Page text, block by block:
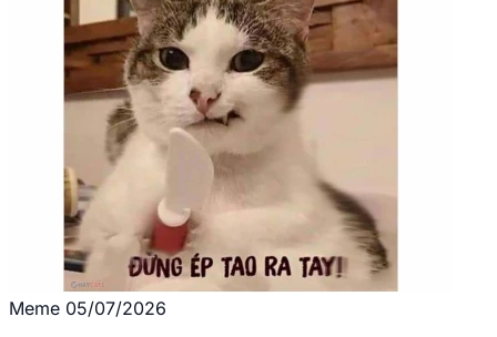
Meme 05/07/2026